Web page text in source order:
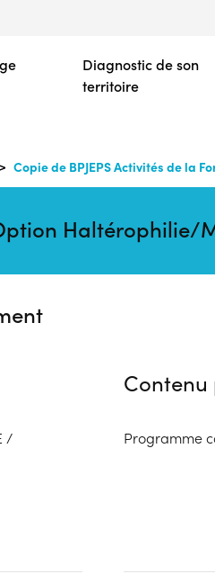
contenu
principal
Diagnostic de son
territoire
Copie de BPJEPS Activités de la
Haltérophilie/
/
Programme